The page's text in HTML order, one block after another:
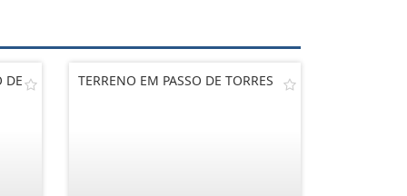
DE TERRENO EM PASSO DE TORRES